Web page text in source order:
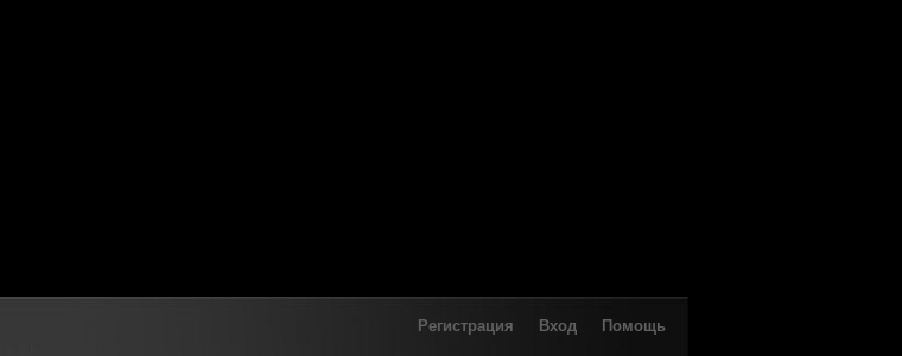
Регистрация Вход Помощь